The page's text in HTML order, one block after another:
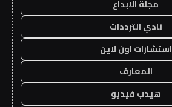
مجلة الابداع
نادي الترددات
استشارات اون لاين
المعارف
هيدب فيديو